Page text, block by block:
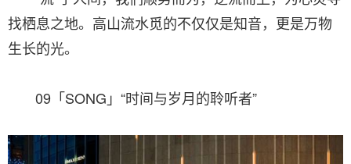
找栖息之地。高山流水觅的不仅仅是知音，更是万物
生长的光。
09「SONG」“时间与岁月的聆听者”